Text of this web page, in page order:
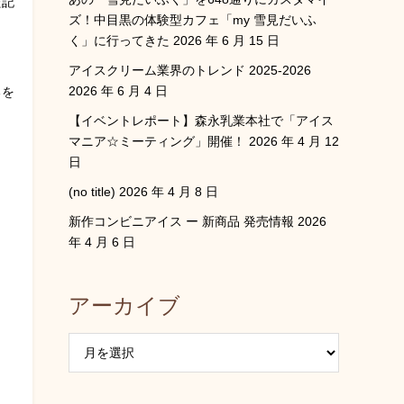
ズ！中目黒の体験型カフェ「my 雪見だいふ
く」に行ってきた 2026 年 6 月 15 日
アイスクリーム業界のトレンド 2025-2026
2026 年 6 月 4 日
【イベントレポート】森永乳業本社で「アイス
マニア☆ミーティング」開催！
2026 年 4 月 12
日
(no title) 2026 年 4 月 8 日
新作コンビニアイス ー 新商品 発売情報 2026
年 4 月 6 日
アーカイブ